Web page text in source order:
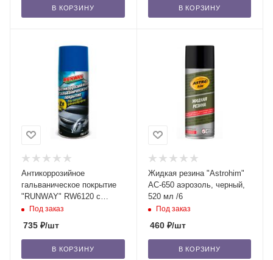
В КОРЗИНУ В КОРЗИНУ
Антикоррозийное
гальваническое покрытие
"RUNWAY" RW6120 с
цинком, аэрозоль, 450 мл
Под заказ
735 ₽/шт
В КОРЗИНУ
Жидкая резина "Astrohim"
АС-650 аэрозоль, черный,
520 мл /6
Под заказ
460₽/шт
В КОРЗИНУ